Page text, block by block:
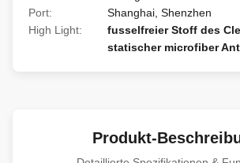
Port:
Shanghai, Shenzhen
High Light:
fusselfreier Stoff des
statischer microfiber
Produkt-